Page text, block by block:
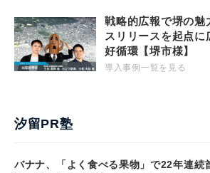
戦略的広報で堺の魅
スリリースを起点に
好循環【堺市様】
導入事例一覧を見る
汐留PR塾
バナナ、「よく食べる果物」で22年連